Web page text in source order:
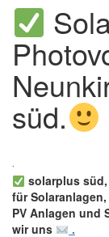
süd.
solarplus
für
PV Anlagen und
wir uns
.